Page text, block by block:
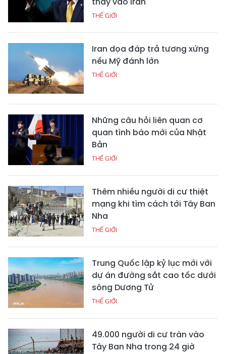
THẾ GIỚI
Iran dọa đáp trả tương xứng
nếu Mỹ đánh lớn
THẾ GIỚI
Những câu hỏi liên quan cơ
quan tình báo mới của Nhật
Bản
THẾ GIỚI
Thêm nhiều người di cư thiệt
mạng khi tìm cách tới Tây Ban
Nha
THẾ GIỚI
Trung Quốc lập kỷ lục mới với
dự án đường sắt cao tốc dưới
sông Dương Tử
THẾ GIỚI
49.000 người di cư tràn vào
Tây Ban Nha trong 24 giờ